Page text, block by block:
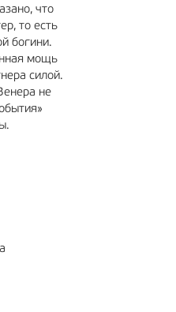
что
то есть
богини.
мощь
силой.
не